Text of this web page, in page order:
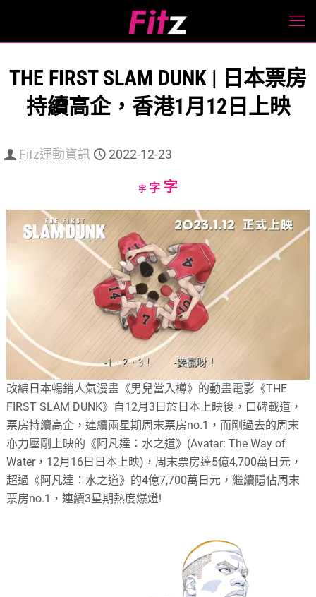
THE FIRST SLAM DUNK | 日本票房
持續高企，香港1月12日上映
Fitz運動資訊 2022-12-23
字Decrease
字Reset
size.
字Increase
size.
改編日本暢銷人氣漫畫《男兒當入樽》的動畫電影《THE
FIRST SLAM DUNK》自12月3日於日本上映後，口碑載道，
票房持續高企，連續兩星期周末票房no.1，而剛過去的周末
亦力壓剛上映的《阿凡達：水之道》(Avatar: The Way of
Water，12月16日日本上映)，周末票房達5億4,700萬日元，
超過《阿凡達：水之道》的4億7,700萬日元，繼續隱佔周末
票房no.1，連續3星期熱度爆燈!